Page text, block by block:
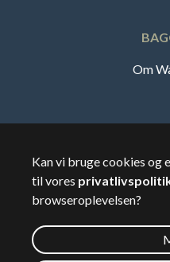
Om
🇸🇪
©2026
Kan vi bruge cookies og
til vores
browseroplevelsen?